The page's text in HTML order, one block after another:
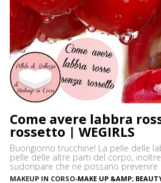
Come avere labbra
rossetto | WEGIRLS
Buongiorno trucchine! La pelle delle
pelle delle altre parti del corpo,
sudoripare che ne possano prevenire
sono sensibili alle aggressioni
MAKEUP IN CORSO-MAKE UP &AMP;